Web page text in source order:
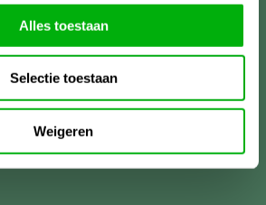
Alles toestaan
Selectie toestaan
Weigeren